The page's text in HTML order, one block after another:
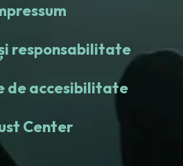
responsabilitate
de accesibilitate
Center